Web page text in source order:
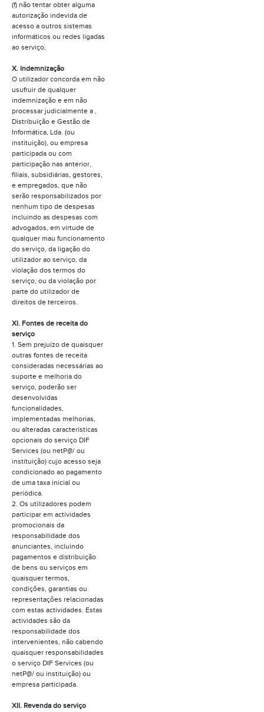
(f) não tentar obter alguma
autorização indevida de
acesso a outros sistemas
informáticos ou redes ligadas
ao serviço;
X. Indemnização
O utilizador concorda em não
usufruir de qualquer
indemnização e em não
processar judicialmente a ,
Distribuição e Gestão de
Informática, Lda. (ou
instituição), ou empresa
participada ou com
participação nas anterior,
filiais, subsidiárias, gestores,
e empregados, que não
serão responsabilizados por
nenhum tipo de despesas
incluindo as despesas com
advogados, em virtude de
qualquer mau funcionamento
do serviço, da ligação do
utilizador ao serviço, da
violação dos termos do
serviço, ou da violação por
parte do utilizador de
direitos de terceiros.
XI. Fontes de receita do
serviço
1. Sem prejuízo de quaisquer
outras fontes de receita
consideradas necessárias ao
suporte e melhoria do
serviço, poderão ser
desenvolvidas
funcionalidades,
implementadas melhorias,
ou alteradas características
opcionais do serviço DIF
Services (ou netP@/ ou
instituição) cujo acesso seja
condicionado ao pagamento
de uma taxa inicial ou
periódica.
2. Os utilizadores podem
participar em actividades
promocionais da
responsabilidade dos
anunciantes, incluindo
pagamentos e distribuição
de bens ou serviços em
quaisquer termos,
condições, garantias ou
representações relacionadas
com estas actividades. Estas
actividades são da
responsabilidade dos
intervenientes, não cabendo
quaisquer responsabilidades
o serviço DIF Services (ou
netP@/ ou instituição) ou
empresa participada.
XII. Revenda do serviço